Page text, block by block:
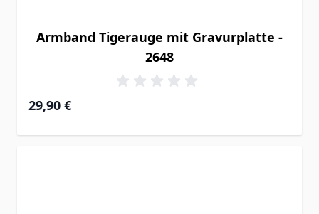
Armband Tigerauge mit Gravurplatte -
2648
29,90 €